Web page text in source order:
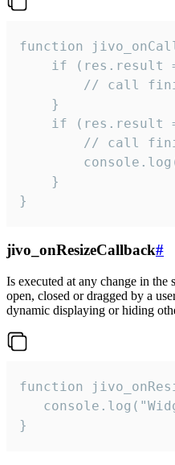
function
if (res.result
// call
    }
if (res.result
// call
    }
}
jivo_onResizeCallback#
Is executed at any change in
open, closed or dragged by a
dynamic displaying or hiding
function
}